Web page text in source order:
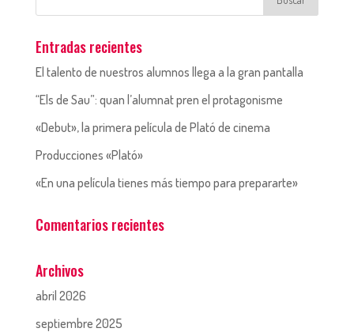
Entradas recientes
El talento de nuestros alumnos llega a la gran pantalla
“Els de Sau”: quan l’alumnat pren el protagonisme
«Debut», la primera película de Plató de cinema
Producciones «Plató»
«En una película tienes más tiempo para prepararte»
Comentarios recientes
Archivos
abril 2026
septiembre 2025